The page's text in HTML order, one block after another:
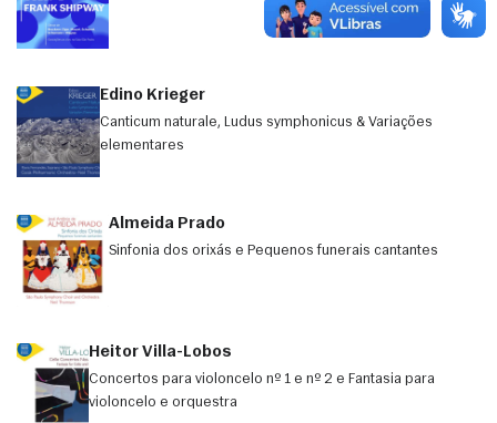
Edino Krieger
Canticum naturale, Ludus symphonicus & Variações
elementares
Almeida Prado
Sinfonia dos orixás e Pequenos funerais cantantes
Heitor Villa-Lobos
Concertos para violoncelo nº 1 e nº 2 e Fantasia para
violoncelo e orquestra